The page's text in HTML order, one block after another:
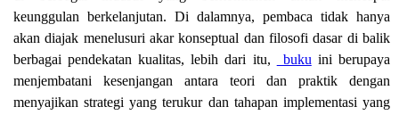
keunggulan berkelanjutan. Di dalamnya, pembaca tidak hanya
akan diajak menelusuri akar konseptual dan filosofi dasar di balik
berbagai pendekatan kualitas, lebih dari itu,
bukuini berupaya
menjembatani kesenjangan antara teori dan praktik dengan
menyajikan strategi yang terukur dan tahapan implementasi yang